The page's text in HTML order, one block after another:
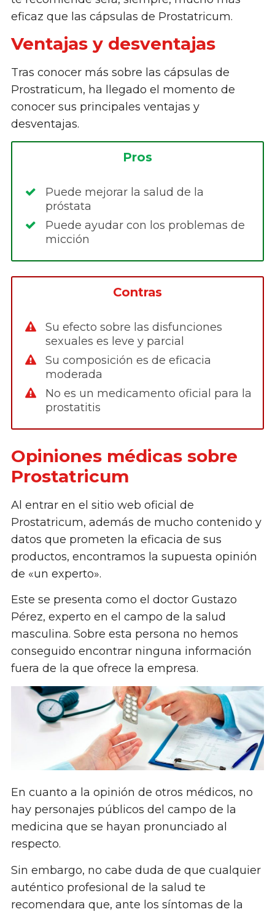
eficaz que las cápsulas de Prostatricum.
Ventajas y desventajas
Tras conocer más sobre las cápsulas de
Prostraticum, ha llegado el momento de
conocer sus principales ventajas y
desventajas.
Pros
Puede mejorar la salud de la
próstata
Puede ayudar con los problemas de
micción
Contras
Su efecto sobre las disfunciones
sexuales es leve y parcial
Su composición es de eficacia
moderada
No es un medicamento oficial para la
prostatitis
Opiniones médicas sobre
Prostatricum
Al entrar en el sitio web oficial de
Prostatricum, además de mucho contenido y
datos que prometen la eficacia de sus
productos, encontramos la supuesta opinión
de «un experto».
Este se presenta como el doctor Gustazo
Pérez, experto en el campo de la salud
masculina. Sobre esta persona no hemos
conseguido encontrar ninguna información
fuera de la que ofrece la empresa.
En cuanto a la opinión de otros médicos, no
hay personajes públicos del campo de la
medicina que se hayan pronunciado al
respecto.
Sin embargo, no cabe duda de que cualquier
auténtico profesional de la salud te
recomendara que, ante los síntomas de la